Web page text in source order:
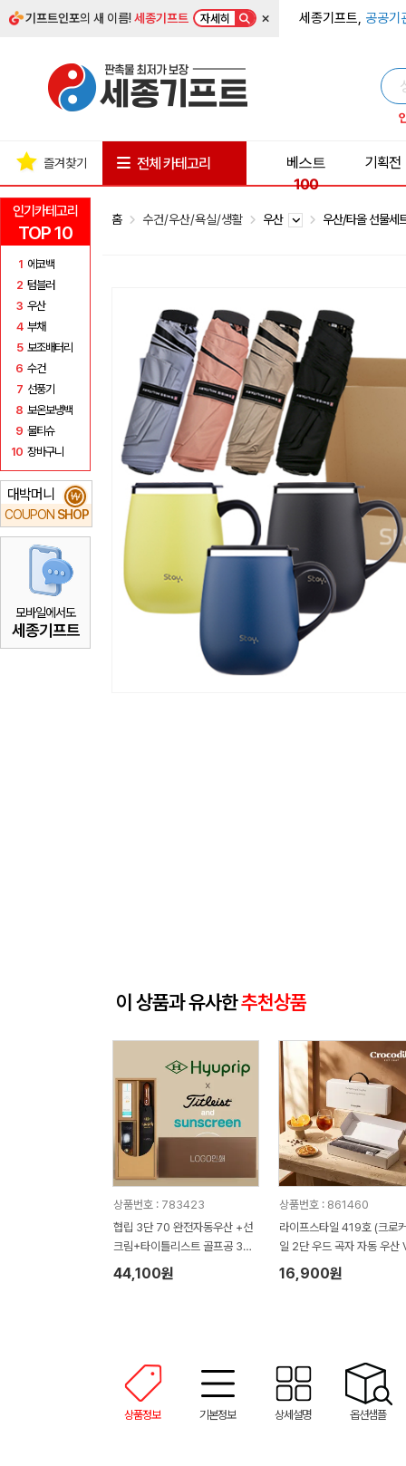
기프트인포의 새 이름!세종기프트 자세히 × 세종기프트, 공공기
인기카테고리
TOP 10
1 에코백
2 텀블러
3 우산
4 부채
5 보조배터리
6 수건
7 선풍기
8 보온보냉백
9 물티슈
10 장바구니
대박머니
COUPON SHOP
₩
모바일에서도
세종기프트
즐겨찾기 전체 카테고리
베스트
100
기획전
홈 수건/우산/욕실/생활 우산 우산/타올 선물세
이 상품과 유사한추천상품
상품번호 : 783423
협립 3단 70 완전자동우산 +선
크림+타이틀리스트 골프공 3구-
세트
44,100원
상품번호 : 861460
라이프스타일 419호 (크로
일 2단 우드 곡자 자동 우산
+심플 타올 150g)
16,900원
상품정보 기본정보 상세설명 옵션샘플